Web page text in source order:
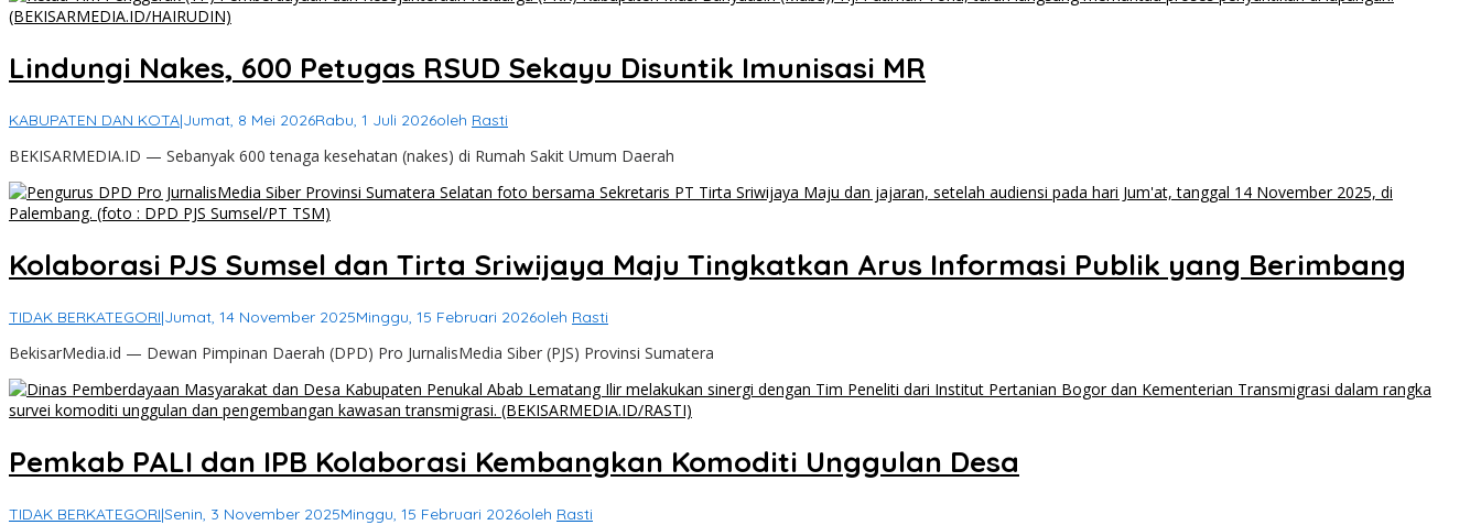
Lindungi Nakes, 600 Petugas RSUD Sekayu Disuntik Imunisasi MR
KABUPATEN DAN KOTA|Jumat, 8 Mei 2026Rabu, 1 Juli 2026oleh Rasti
BEKISARMEDIA.ID — Sebanyak 600 tenaga kesehatan (nakes) di Rumah Sakit Umum Daerah
Kolaborasi PJS Sumsel dan Tirta Sriwijaya Maju Tingkatkan Arus Informasi Publik yang Berimbang
TIDAK BERKATEGORI|Jumat, 14 November 2025Minggu, 15 Februari 2026oleh Rasti
BekisarMedia.id — Dewan Pimpinan Daerah (DPD) Pro JurnalisMedia Siber (PJS) Provinsi Sumatera
Pemkab PALI dan IPB Kolaborasi Kembangkan Komoditi Unggulan Desa
TIDAK BERKATEGORI|Senin, 3 November 2025Minggu, 15 Februari 2026oleh Rasti